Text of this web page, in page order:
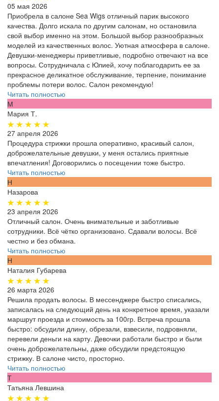
05 мая 2026
Приобрела в салоне Sea Wigs отличный парик высокого
качества. Долго искала по другим салонам, но остановила
свой выбор именно на этом. Большой выбор разнообразных
моделей из качественных волос. Уютная атмосфера в салоне.
Девушки-менеджеры приветливые, подробно отвечают на все
вопросы. Сотрудничала с Юлией, хочу поблагодарить ее за
прекрасное деликатное обслуживание, терпение, понимание
проблемы потери волос. Салон рекомендую!
Читать полностью
М
Мария Т.
27 апреля 2026
Процедура стрижки прошла оперативно, красивый салон,
доброжелательные девушки, у меня остались приятные
впечатления! Договорились о посещении тоже быстро.
Читать полностью
Н
Назарова
23 апреля 2026
Отличный салон. Очень внимательные и заботливые
сотрудники. Всё чётко организовано. Сдавали волосы. Всё
честно и без обмана.
Читать полностью
Н
Наталия Губарева
26 марта 2026
Решила продать волосы. В мессенджере быстро списались,
записалась на следующий день на конкретное время, указали
маршрут проезда и стоимость за 100гр. Встреча прошла
быстро: обсудили длину, обрезали, взвесили, подровняли,
перевели деньги на карту. Девочки работали быстро и были
очень доброжелательны, даже обсудили предстоящую
стрижку. В салоне чисто, просторно.
Читать полностью
Т
Татьяна Левшина